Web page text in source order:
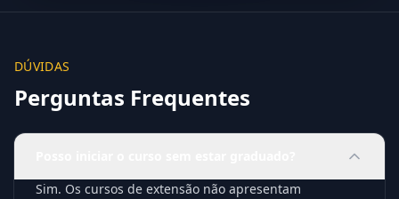
DÚVIDAS
Perguntas Frequentes
Sim. Os cursos de extensão não apresentam